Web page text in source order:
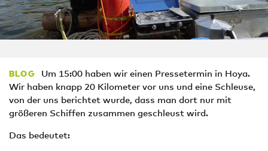
BLOG
Um 15:00 haben wir einen Pressetermin in Hoya.
Wir haben knapp 20 Kilometer vor uns und eine Schleuse,
von der uns berichtet wurde, dass man dort nur mit
größeren Schiffen zusammen geschleust wird.
Das bedeutet: